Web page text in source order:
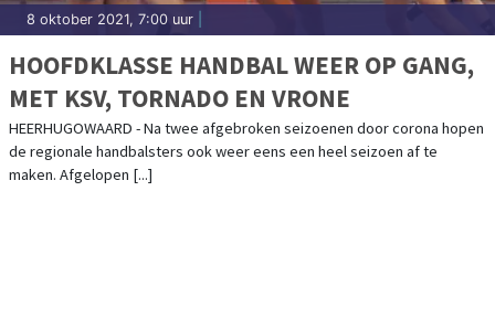
8 oktober 2021, 7:00 uur
HOOFDKLASSE HANDBAL WEER OP GANG,
MET KSV, TORNADO EN VRONE
HEERHUGOWAARD - Na twee afgebroken seizoenen door corona hopen
de regionale handbalsters ook weer eens een heel seizoen af te
maken. Afgelopen [...]